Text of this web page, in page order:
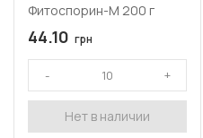
Фитоспорин-М 200 г
44.10 грн
Нет в наличии